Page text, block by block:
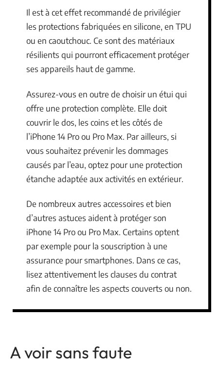
Il est à cet effet recommandé de privilégier
les protections fabriquées en silicone, en TPU
ou en caoutchouc. Ce sont des matériaux
résilients qui pourront efficacement protéger
ses appareils haut de gamme.
Assurez-vous en outre de choisir un étui qui
offre une protection complète. Elle doit
couvrir le dos, les coins et les côtés de
l’iPhone 14 Pro ou Pro Max. Par ailleurs, si
vous souhaitez prévenir les dommages
causés par l’eau, optez pour une protection
étanche adaptée aux activités en extérieur.
De nombreux autres accessoires et bien
d’autres astuces aident à protéger son
iPhone 14 Pro ou Pro Max. Certains optent
par exemple pour la souscription à une
assurance pour smartphones. Dans ce cas,
lisez attentivement les clauses du contrat
afin de connaître les aspects couverts ou non.
A voir sans faute